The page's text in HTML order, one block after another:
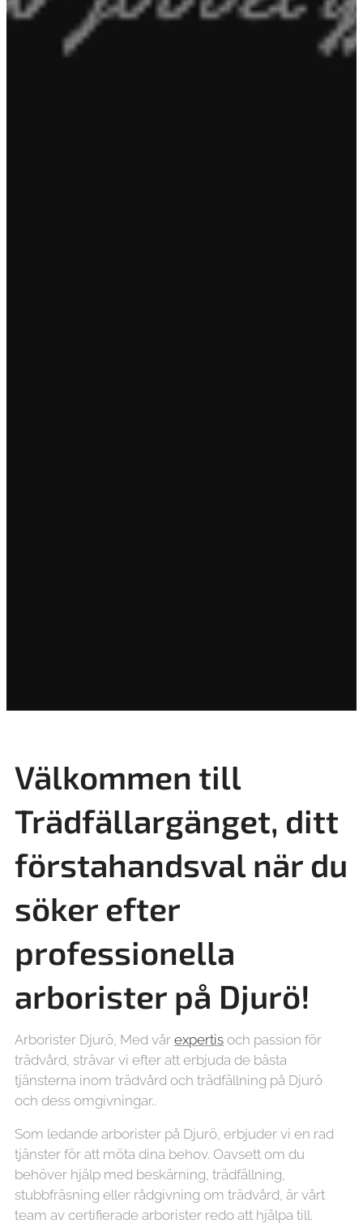
Välkommen till
Trädfällargänget, ditt
förstahandsval när du
söker efter
professionella
arborister på Djurö!
Arborister Djurö, Med vår expertis och passion för
trädvård, strävar vi efter att erbjuda de bästa
tjänsterna inom trädvård och trädfällning på Djurö
och dess omgivningar..
Som ledande arborister på Djurö, erbjuder vi en rad
tjänster för att möta dina behov. Oavsett om du
behöver hjälp med beskärning, trädfällning,
stubbfräsning eller rådgivning om trädvård, är vårt
team av certifierade arborister redo att hjälpa till.